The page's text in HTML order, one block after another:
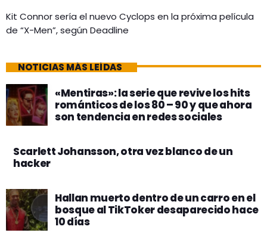
Kit Connor sería el nuevo Cyclops en la próxima película
de “X-Men”, según Deadline
NOTICIAS MÁS LEÍDAS
«Mentiras»: la serie que revive los hits
románticos de los 80 – 90 y que ahora
son tendencia en redes sociales
Scarlett Johansson, otra vez blanco de un
hacker
Hallan muerto dentro de un carro en el
bosque al TikToker desaparecido hace
10 días